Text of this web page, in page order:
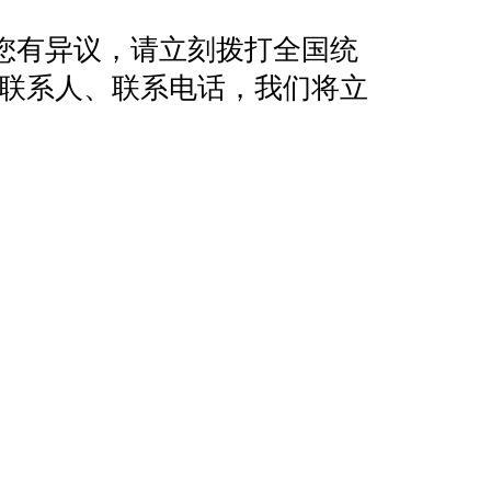
有异议，请立刻拨打全国统
系人、联系电话，我们将立